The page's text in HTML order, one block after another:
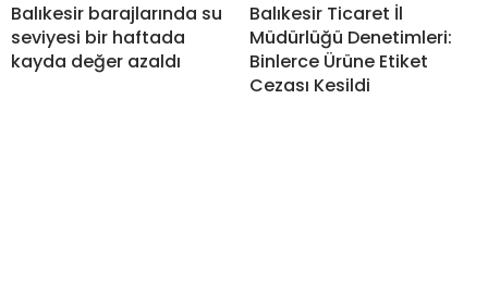
Balıkesir barajlarında su
seviyesi bir haftada
kayda değer azaldı
Balıkesir Ticaret İl
Müdürlüğü Denetimleri:
Binlerce Ürüne Etiket
Cezası Kesildi